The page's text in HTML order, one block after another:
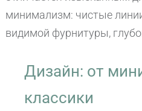
минимализм: чистые
видимой фурнитуры,
Дизайн: от
классики